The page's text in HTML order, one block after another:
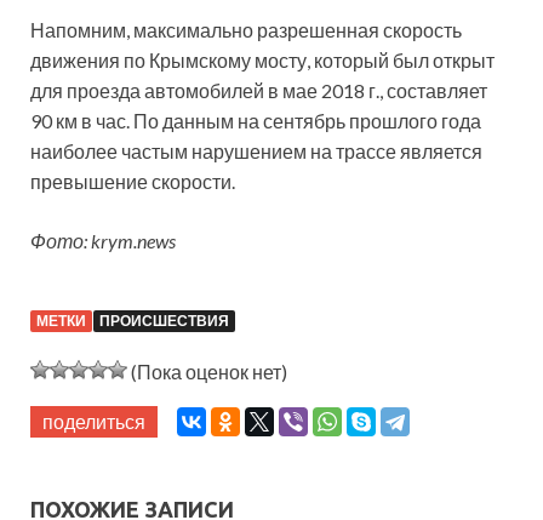
Напомним, максимально разрешенная скорость
движения по Крымскому мосту, который был открыт
для проезда автомобилей в мае 2018 г., составляет
90 км в час. По данным на сентябрь прошлого года
наиболее частым нарушением на трассе является
превышение скорости.
Фото: krym.news
МЕТКИ ПРОИСШЕСТВИЯ
(Пока оценок нет)
поделиться
ПОХОЖИЕ ЗАПИСИ